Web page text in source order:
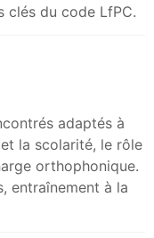
clés du code LfPC.
adaptés à
la scolarité, le rôle
orthophonique.
entraînement à la